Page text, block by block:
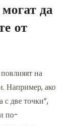
да
от
на
Например, ако
с две точки”,
по-